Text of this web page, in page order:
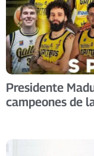
Presidente
campeones de